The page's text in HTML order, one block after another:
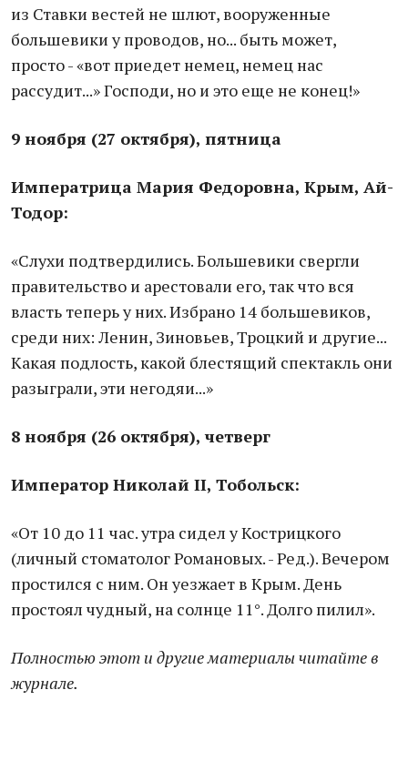
из Ставки вестей не шлют, вооруженные
большевики у проводов, но... быть может,
просто - «вот приедет немец, немец нас
рассудит...» Господи, но и это еще не конец!»
9 ноября (27 октября), пятница
Императрица Мария Федоровна, Крым, Ай-
Тодор:
«Слухи подтвердились. Большевики свергли
правительство и арестовали его, так что вся
власть теперь у них. Избрано 14 большевиков,
среди них: Ленин, Зиновьев, Троцкий и другие...
Какая подлость, какой блестящий спектакль они
разыграли, эти негодяи...»
8 ноября (26 октября), четверг
Император Николай II, Тобольск:
«От 10 до 11 час. утра сидел у Кострицкого
(личный стоматолог Романовых. - Ред.). Вечером
простился с ним. Он уезжает в Крым. День
простоял чудный, на солнце 11°. Долго пилил».
Полностью этот и другие материалы читайте в
журнале.